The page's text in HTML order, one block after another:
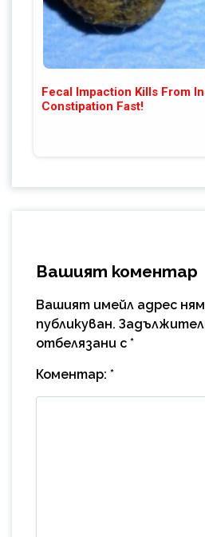
Fecal Impaction Kills From
Constipation Fast!
Вашият коментар
Вашият имейл адрес
публикуван.
отбелязани с *
Коментар: *